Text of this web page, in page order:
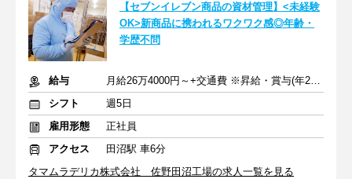
【セブンイレブン商品の資材管理】<未経験
OK>新商品に携われるワクワク感◎年齢・
学歴不問
給与
月給26万4000円～+交通費 ※昇給・賞与(年2回)あり
シフト
週5日
雇用形態
正社員
アクセス
田沼駅 車6分
タマムラデリカ株式会社 佐野田沼工場の求人一覧を見る